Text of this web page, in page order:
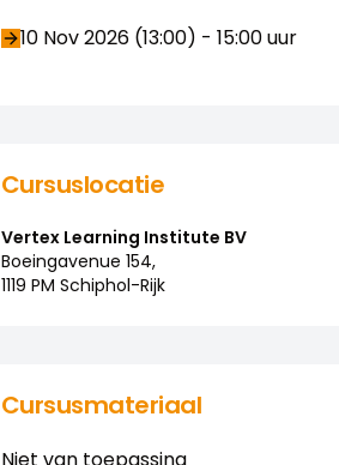
10 Nov 2026 (13:00) - 15:00uur
Cursuslocatie
Vertex Learning Institute BV
Boeingavenue 154,
1119 PM Schiphol-Rijk
Cursusmateriaal